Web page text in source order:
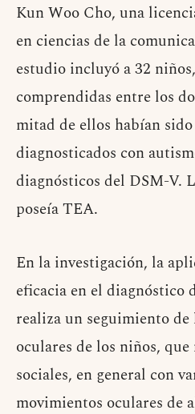
Kun Woo Cho, una
en ciencias de la
estudio incluyó a 32
comprendidas entre los
mitad de ellos habían
diagnosticados con
diagnósticos del DSM-V.
poseía TEA.
En la investigación, la
eficacia en el diagnóstico
realiza un seguimiento
oculares de los niños, que
sociales, en general con
movimientos oculares de